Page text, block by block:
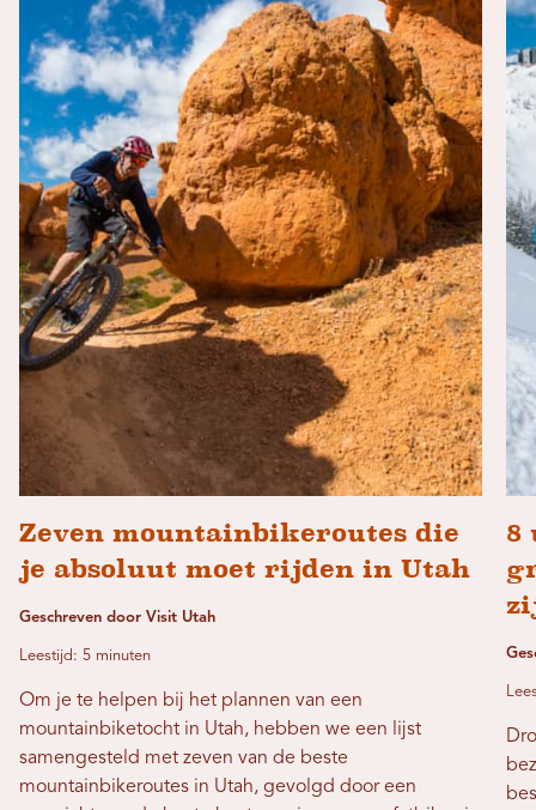
Zeven mountainbikeroutes die
je absoluut moet rijden in Utah
Geschreven door Visit Utah
Leestijd: 5 minuten
Om je te helpen bij het plannen van een
mountainbiketocht in Utah, hebben we een lijst
samengesteld met zeven van de beste
mountainbikeroutes in Utah, gevolgd door een
8